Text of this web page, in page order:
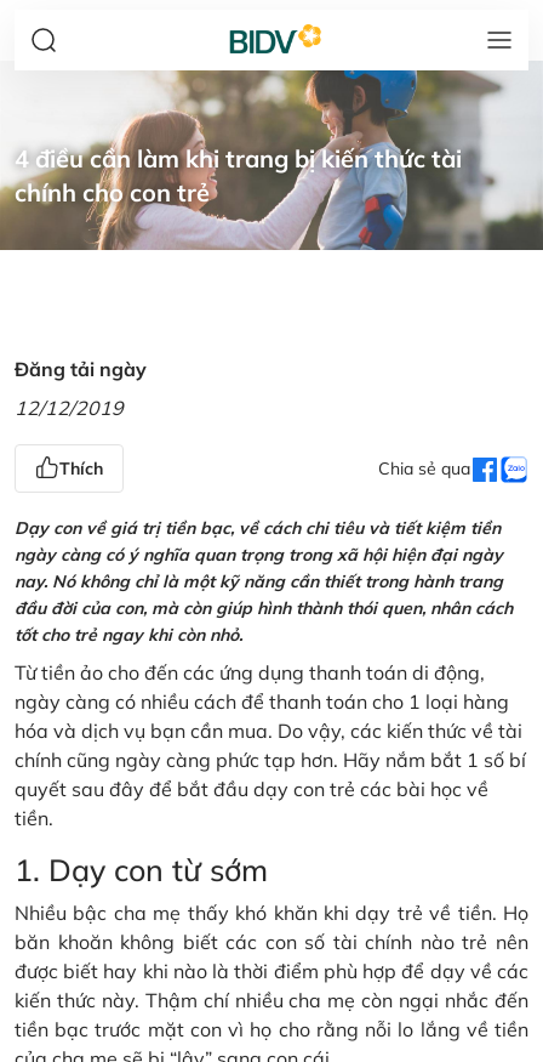
4 điều cần làm khi trang bị kiến thức tài
chính cho con trẻ
Đăng tải ngày
12/12/2019
Thích Chia sẻ qua
Dạy con về giá trị tiền bạc, về cách chi tiêu và tiết kiệm tiền
ngày càng có ý nghĩa quan trọng trong xã hội hiện đại ngày
nay. Nó không chỉ là một kỹ năng cần thiết trong hành trang
đầu đời của con, mà còn giúp hình thành thói quen, nhân cách
tốt cho trẻ ngay khi còn nhỏ.
Từ tiền ảo cho đến các ứng dụng thanh toán di động,
ngày càng có nhiều cách để thanh toán cho 1 loại hàng
hóa và dịch vụ bạn cần mua. Do vậy, các kiến thức về tài
chính cũng ngày càng phức tạp hơn. Hãy nắm bắt 1 số bí
quyết sau đây để bắt đầu dạy con trẻ các bài học về
tiền.
1. Dạy con từ sớm
Nhiều bậc cha mẹ thấy khó khăn khi dạy trẻ về tiền. Họ
băn khoăn không biết các con số tài chính nào trẻ nên
được biết hay khi nào là thời điểm phù hợp để dạy về các
kiến thức này. Thậm chí nhiều cha mẹ còn ngại nhắc đến
tiền bạc trước mặt con vì họ cho rằng nỗi lo lắng về tiền